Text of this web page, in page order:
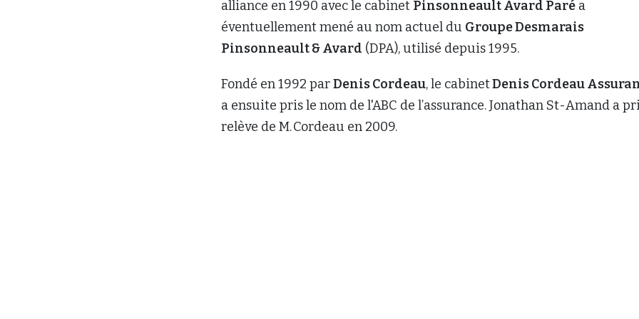
alliance en 1990 avec le cabinet Pinsonneault Avard Paré a
éventuellement mené au nom actuel du Groupe Desmarais
Pinsonneault & Avard (DPA), utilisé depuis 1995.
Fondé en 1992 parDenis Cordeau, le cabinetDenis Cordeau
a ensuite pris le nom de l'ABC de l’assurance. Jonathan St-Amand a
relève de M. Cordeau en 2009.